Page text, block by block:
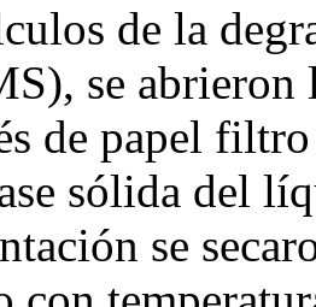
de la
se abrieron
de papel
sólida del
se